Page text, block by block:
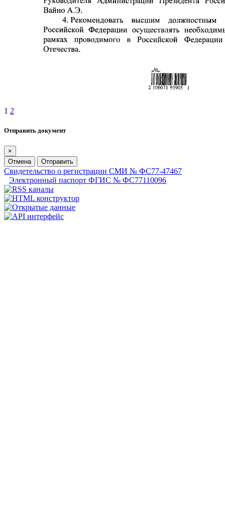
1 2
Отправить документ
×
Отмена
Отправить
Свидетельство о регистрации СМИ № ФС77-47467
Электронный паспорт ФГИС № ФС77110096